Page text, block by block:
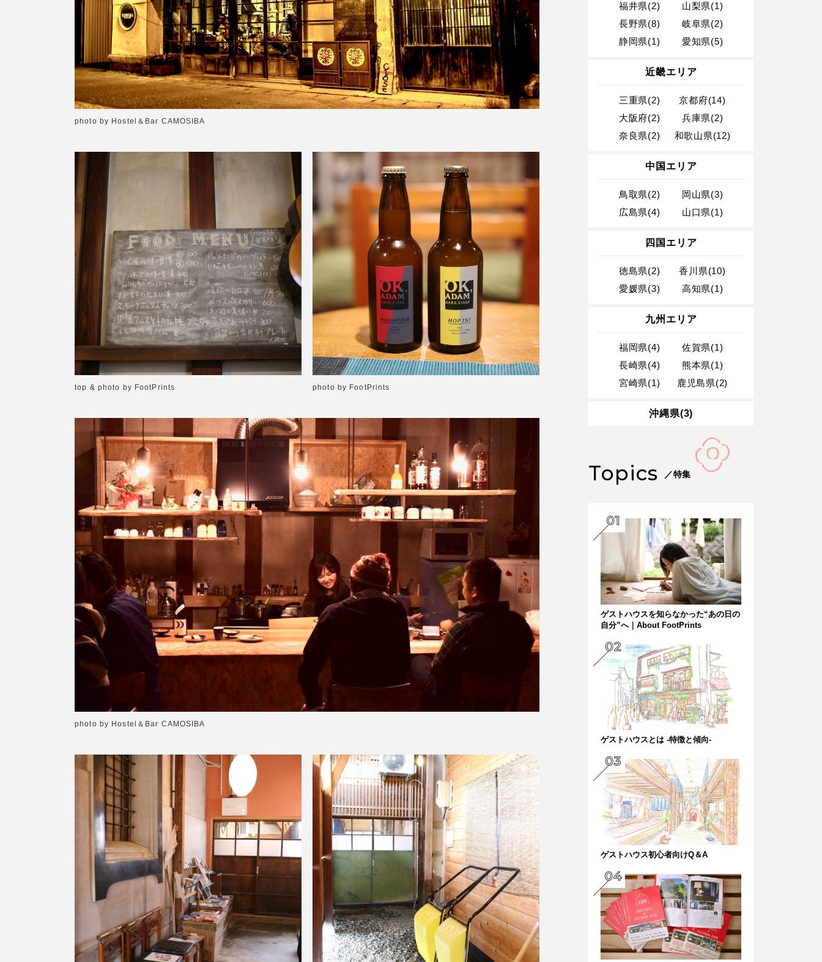
photo by Hostel＆Bar CAMOSIBA
top & photo by FootPrints photo by FootPrints
photo by Hostel＆Bar CAMOSIBA
福井県(2)
山梨県(1)
長野県(8)
岐阜県(2)
静岡県(1)
愛知県(5)
近畿エリア
三重県(2)
京都府(14)
大阪府(2)
兵庫県(2)
奈良県(2)
和歌山県(12)
中国エリア
鳥取県(2)
岡山県(3)
広島県(4)
山口県(1)
四国エリア
徳島県(2)
香川県(10)
愛媛県(3)
高知県(1)
九州エリア
福岡県(4)
佐賀県(1)
長崎県(4)
熊本県(1)
宮崎県(1)
鹿児島県(2)
沖縄県(3)
Topics ／特集
ゲストハウスを知らなかった“あの日の
自分”へ｜About FootPrints
ゲストハウスとは -特徴と傾向-
ゲストハウス初心者向けQ＆A